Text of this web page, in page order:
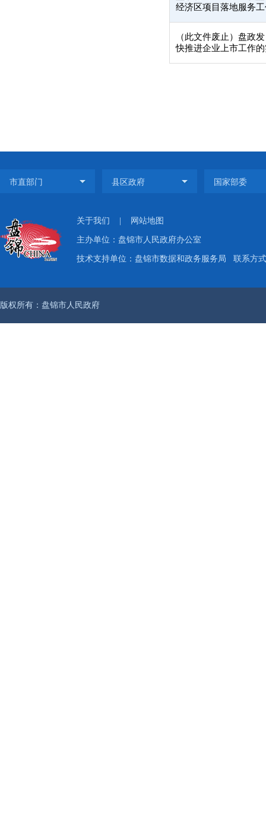
经济区项目落地服务
（此文件废止）盘政
快推进企业上市工作
关于我们 网站地图
主办单位：盘锦市人民政府办公室
技术支持单位：盘锦市数据和政务服务局 联系方
版权所有：盘锦市人民政府